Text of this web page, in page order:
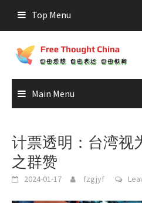
content
Top Menu
Main Menu
计票透明：台湾视
之群赞
2024-01-17 fzgjyf